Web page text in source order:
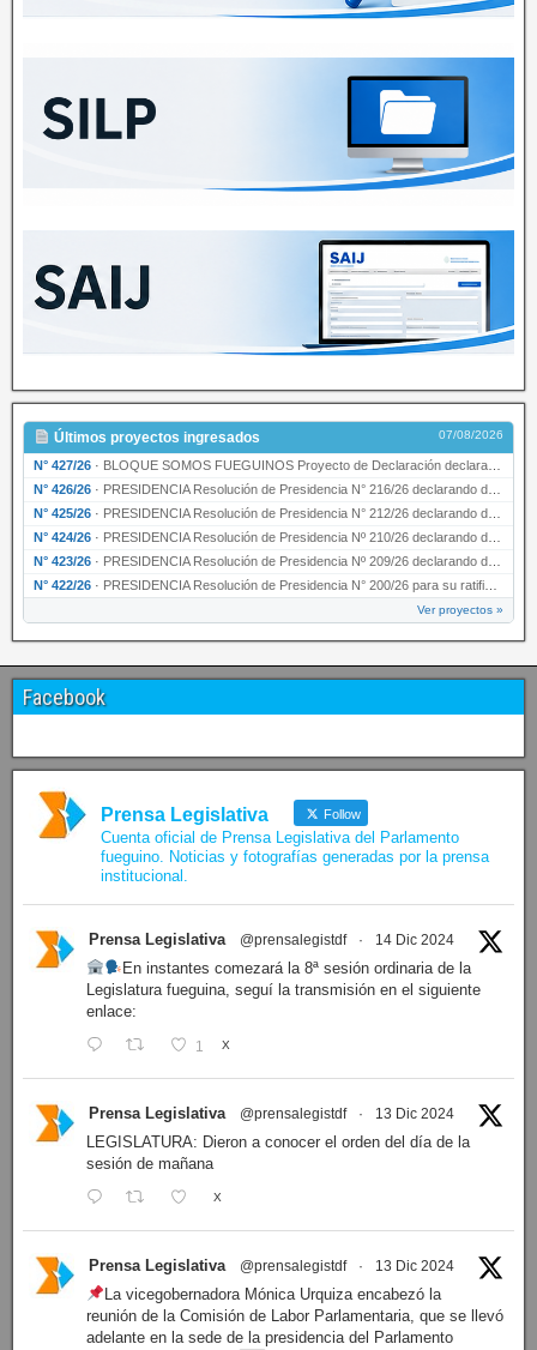
Últimos proyectos ingresados 07/08/2026
N° 427/26 · BLOQUE SOMOS FUEGUINOS Proyecto de Declaración declarando de interés provincial PRESIDENCI…
N° 426/26 · PRESIDENCIA Resolución de Presidencia N° 216/26 declarando de interés provincial la labor …
N° 425/26 · PRESIDENCIA Resolución de Presidencia N° 212/26 declarando de interés provincial el “50° A…
N° 424/26 · PRESIDENCIA Resolución de Presidencia Nº 210/26 declarando de interés provincial el proyec…
N° 423/26 · PRESIDENCIA Resolución de Presidencia Nº 209/26 declarando de interés provincial la presen…
N° 422/26 · PRESIDENCIA Resolución de Presidencia N° 200/26 para su ratificación.
Ver proyectos »
Facebook
Prensa Legislativa Follow
Cuenta oficial de Prensa Legislativa del Parlamento
fueguino. Noticias y fotografías generadas por la prensa
institucional.
Prensa Legislativa @prensalegistdf · 14 Dic 2024
En instantes comezará la 8ª sesión ordinaria de la
Legislatura fueguina, seguí la transmisión en el siguiente
enlace:
1 X
Prensa Legislativa @prensalegistdf · 13 Dic 2024
LEGISLATURA: Dieron a conocer el orden del día de la
sesión de mañana
X
Prensa Legislativa @prensalegistdf · 13 Dic 2024
La vicegobernadora Mónica Urquiza encabezó la
reunión de la Comisión de Labor Parlamentaria, que se llevó
adelante en la sede de la presidencia del Parlamento